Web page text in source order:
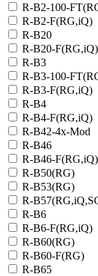
R-B2-100-
R-B2-F(RG,iQ)
R-B20
R-B20-F(RG,iQ)
R-B3
R-B3-100-
R-B3-F(RG,iQ)
R-B4
R-B4-F(RG,iQ)
R-B42-4x-Mod
R-B46
R-B46-F(RG,iQ)
R-B50(RG)
R-B53(RG)
R-
R-B6
R-B6-F(RG,iQ)
R-B60(RG)
R-B60-F(RG)
R-B65